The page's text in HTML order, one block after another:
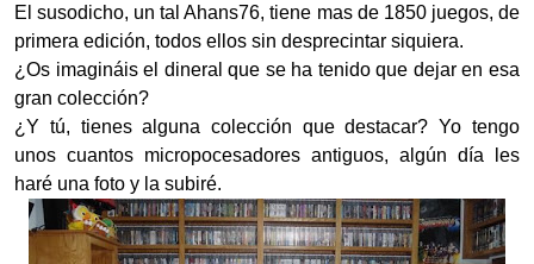
El susodicho, un tal Ahans76, tiene mas de 1850 juegos, de
primera edición, todos ellos sin desprecintar siquiera.
¿Os imagináis el dineral que se ha tenido que dejar en esa
gran colección?
¿Y tú, tienes alguna colección que destacar? Yo tengo
unos cuantos micropocesadores antiguos, algún día les
haré una foto y la subiré.